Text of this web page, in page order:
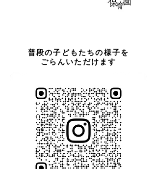
普段の子どもたちの様子を
ごらんいただけます